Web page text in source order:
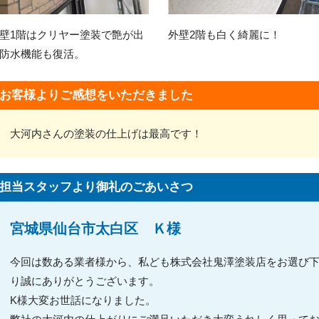
1階はクリヤー塗装で艶が出
水機能も復活。
外壁2階も白く綺麗に！
お客様よりご感想をいただきました
大河内さんの塗装の仕上げは最高です！
担当スタッフより御礼のごあいさつ
宮城県仙台市太白区 Ｋ様
今回は数ある業者様から、私ども株式会社鬼澤塗装店をお選び
り誠にありがとうございます。
K様大変お世話になりました。